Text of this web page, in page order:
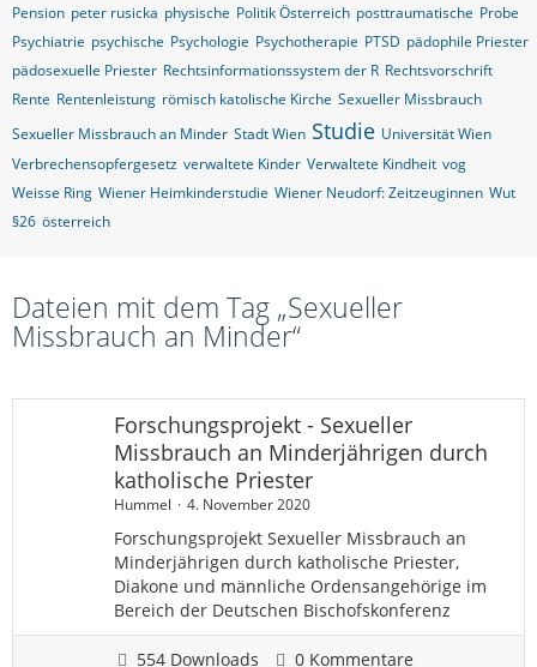
Pension peter rusicka physische Politik Österreich posttraumatische Probe
Psychiatrie psychische Psychologie Psychotherapie PTSD pädophile Priester
pädosexuelle Priester Rechtsinformationssystem der R Rechtsvorschrift
Rente Rentenleistung römisch katolische Kirche Sexueller Missbrauch
Sexueller Missbrauch an Minder Stadt Wien Studie Universität Wien
Verbrechensopfergesetz verwaltete Kinder Verwaltete Kindheit vog
Weisse Ring Wiener Heimkinderstudie Wiener Neudorf: Zeitzeuginnen Wut
§26 österreich
Dateien mit dem Tag „Sexueller
Missbrauch an Minder“
Forschungsprojekt - Sexueller
Missbrauch an Minderjährigen durch
katholische Priester
Hummel 4. November 2020
Forschungsprojekt Sexueller Missbrauch an
Minderjährigen durch katholische Priester,
Diakone und männliche Ordensangehörige im
Bereich der Deutschen Bischofskonferenz
554 Downloads 0 Kommentare